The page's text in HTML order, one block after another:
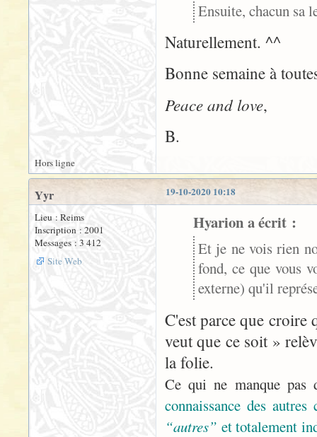
Ensuite, chacun sa
Naturellement. ^^
Bonne semaine à
Peace and love,
B.
Hors ligne
19-10-2020 10:18
Yyr
Lieu : Reims
Inscription : 2001
Messages : 3 412
Site Web
Hyarion a écrit :
Et je ne vois rien
fond, ce que vous
externe) qu'il
C'est parce que croire
veut que ce soit »
la folie.
Ce qui ne manque
connaissance des
“autres” et totalement